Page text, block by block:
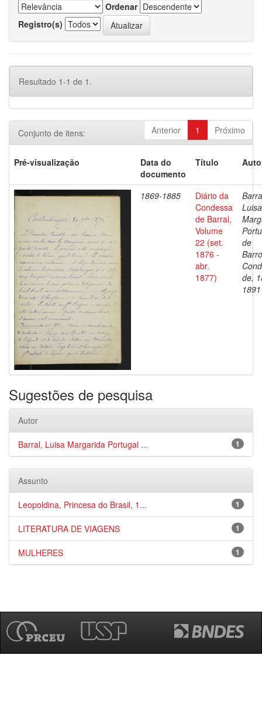
Ordenar
Registro(s)
Resultado 1-1 de 1.
Anterior 1 Próximo
Conjunto de itens:
Pré-visualização
Data do
documento
Título
1869-1885
Diário da
Condessa
de Barral,
Volume
22 (set.
1876 -
abr.
1877)
Luisa
de
de,
1891
Sugestões de pesquisa
Autor
1
Barral, Luisa Margarida Portugal ...
Assunto
1
Leopoldina, Princesa do Brasil, 1...
1
LITERATURA DE VIAGENS
1
MULHERES